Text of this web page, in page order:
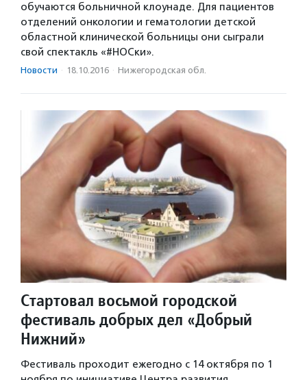
обучаются больничной клоунаде. Для пациентов
отделений онкологии и гематологии детской
областной клинической больницы они сыграли
свой спектакль «#НОСки».
Новости · 18.10.2016 · Нижегородская обл.
Стартовал восьмой городской
фестиваль добрых дел «Добрый
Нижний»
Фестиваль проходит ежегодно с 14 октября по 1